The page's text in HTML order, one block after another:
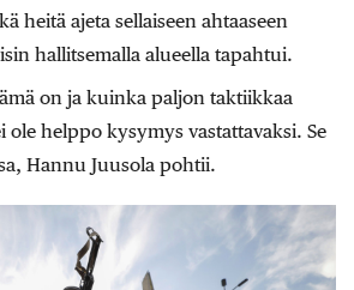
heitä ajeta sellaiseen ahtaaseen
hallitsemalla alueella tapahtui.
on ja kuinka paljon taktiikkaa
ole helppo kysymys vastattavaksi. Se
Hannu Juusola pohtii.